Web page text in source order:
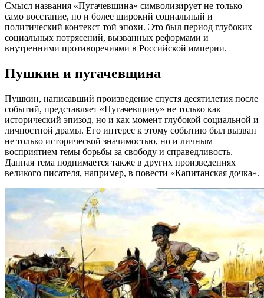
Смысл названия «Пугачевщина» символизирует не только
само восстание, но и более широкий социальный и
политический контекст той эпохи. Это был период глубоких
социальных потрясений, вызванных реформами и
внутренними противоречиями в Российской империи.
Пушкин и пугачевщина
Пушкин, написавший произведение спустя десятилетия после
событий, представляет «Пугачевщину» не только как
исторический эпизод, но и как момент глубокой социальной и
личностной драмы. Его интерес к этому событию был вызван
не только исторической значимостью, но и личным
восприятием темы борьбы за свободу и справедливость.
Данная тема поднимается также в других произведениях
великого писателя, например, в повести «Капитанская дочка».